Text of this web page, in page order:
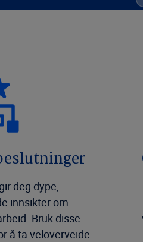
deg dype,
innsikter om
Bruk disse
å ta veloverveide